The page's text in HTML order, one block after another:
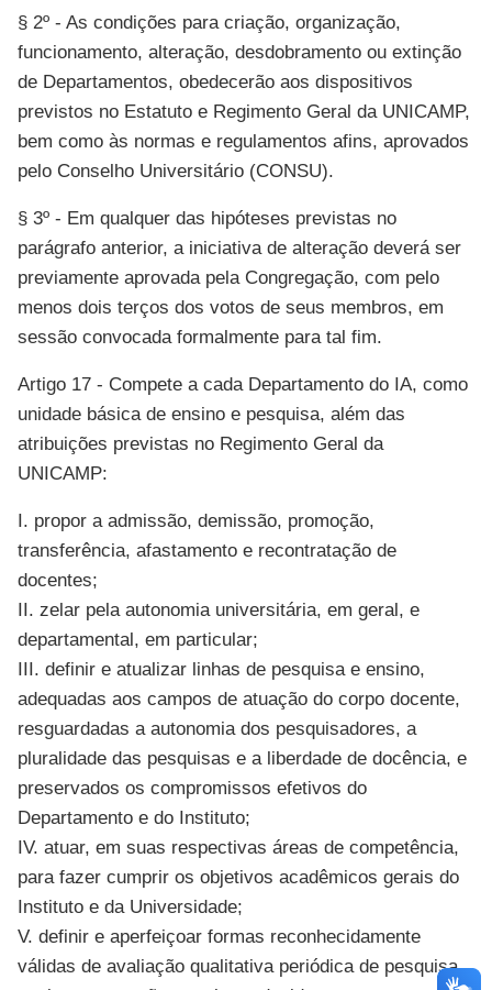
§ 2º - As condições para criação, organização,
funcionamento, alteração, desdobramento ou extinção
de Departamentos, obedecerão aos dispositivos
previstos no Estatuto e Regimento Geral da UNICAMP,
bem como às normas e regulamentos afins, aprovados
pelo Conselho Universitário (CONSU).
§ 3º - Em qualquer das hipóteses previstas no
parágrafo anterior, a iniciativa de alteração deverá ser
previamente aprovada pela Congregação, com pelo
menos dois terços dos votos de seus membros, em
sessão convocada formalmente para tal fim.
Artigo 17 - Compete a cada Departamento do IA, como
unidade básica de ensino e pesquisa, além das
atribuições previstas no Regimento Geral da
UNICAMP:
I. propor a admissão, demissão, promoção,
transferência, afastamento e recontratação de
docentes;
II. zelar pela autonomia universitária, em geral, e
departamental, em particular;
III. definir e atualizar linhas de pesquisa e ensino,
adequadas aos campos de atuação do corpo docente,
resguardadas a autonomia dos pesquisadores, a
pluralidade das pesquisas e a liberdade de docência, e
preservados os compromissos efetivos do
Departamento e do Instituto;
IV. atuar, em suas respectivas áreas de competência,
para fazer cumprir os objetivos acadêmicos gerais do
Instituto e da Universidade;
V. definir e aperfeiçoar formas reconhecidamente
válidas de avaliação qualitativa periódica de pesquisa,